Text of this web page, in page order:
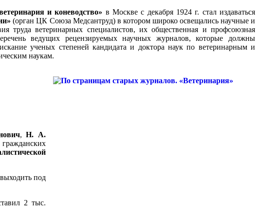
и коневодство» в Москве с декабря 1924 г. стал издаваться
(орган ЦК Союза Медсантруд) в котором широко освещались научные и
труда ветеринарных специалистов, их общественная и профсоюзная
ведущих рецензируемых научных журналов, которые должны
ученых степеней кандидата и доктора наук по ветеринарным и
наукам.
,Н. А.
под
2 тыс.